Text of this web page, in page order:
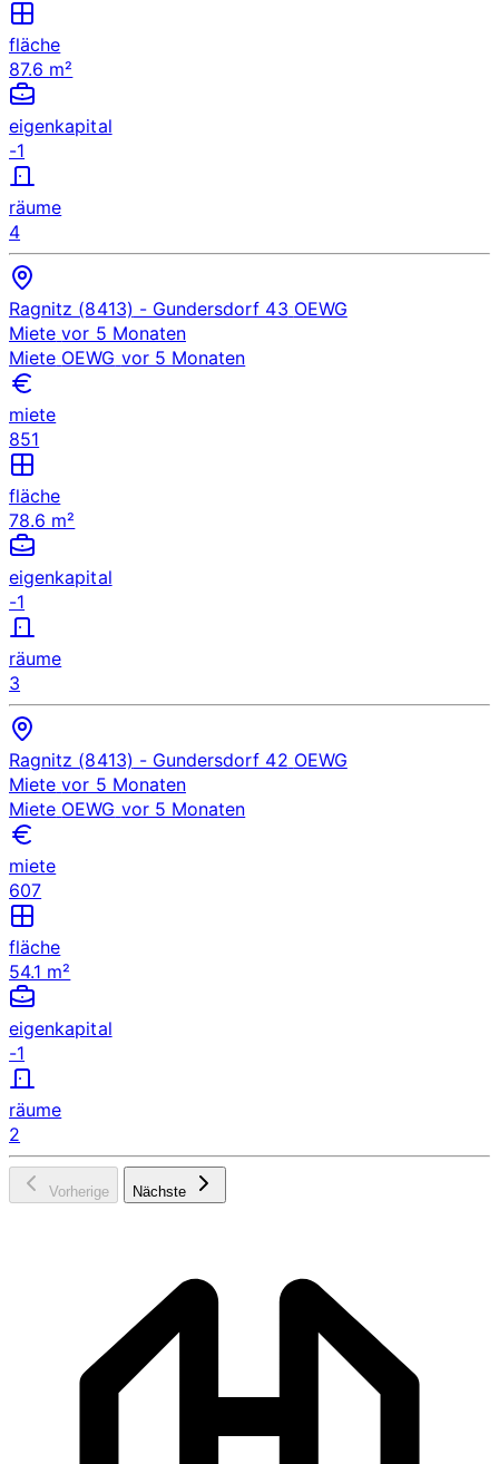
fläche
87.6 m²
eigenkapital
-1
räume
4
Ragnitz (8413) - Gundersdorf 43 OEWG
Miete vor 5 Monaten
Miete OEWG vor 5 Monaten
miete
851
fläche
78.6 m²
eigenkapital
-1
räume
3
Ragnitz (8413) - Gundersdorf 42 OEWG
Miete vor 5 Monaten
Miete OEWG vor 5 Monaten
miete
607
fläche
54.1 m²
eigenkapital
-1
räume
2
Vorherige Nächste